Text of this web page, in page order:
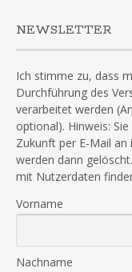
NEWSLETTER
Ich stimme zu, dass
Durchführung des
verarbeitet werden
optional). Hinweis:
Zukunft per E-Mail
werden dann
mit Nutzerdaten
Vorname
Nachname